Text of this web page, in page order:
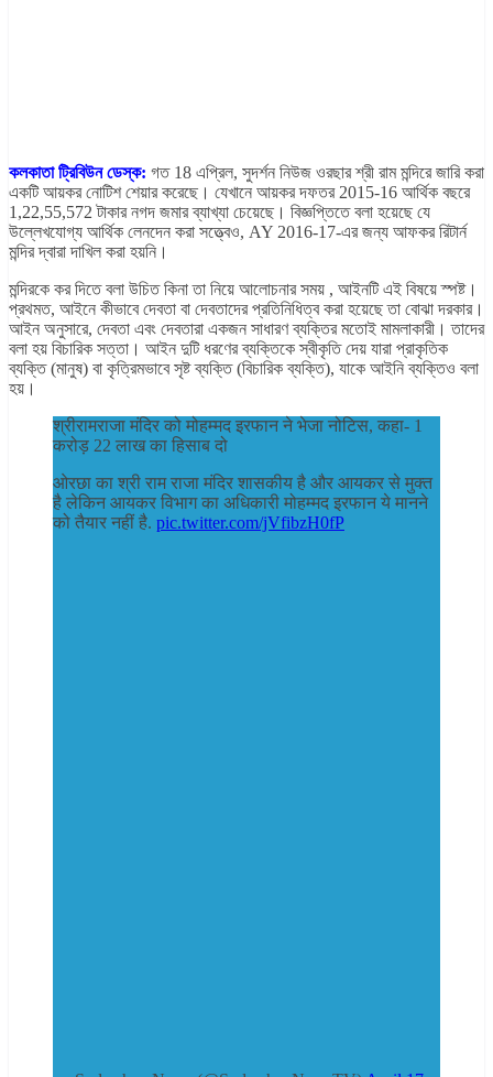
কলকাতা ট্রিবিউন ডেস্ক: গত 18 এপ্রিল, সুদর্শন নিউজ ওরছার শ্রী রাম মন্দিরে জারি করা
একটি আয়কর নোটিশ শেয়ার করেছে। যেখানে আয়কর দফতর 2015-16 আর্থিক বছরে
1,22,55,572 টাকার নগদ জমার ব্যাখ্যা চেয়েছে। বিজ্ঞপ্তিতে বলা হয়েছে যে
উল্লেখযোগ্য আর্থিক লেনদেন করা সত্ত্বেও, AY 2016-17-এর জন্য আফকর রিটার্ন
মন্দির দ্বারা দাখিল করা হয়নি।
মন্দিরকে কর দিতে বলা উচিত কিনা তা নিয়ে আলোচনার সময় , আইনটি এই বিষয়ে স্পষ্ট।
প্রথমত, আইনে কীভাবে দেবতা বা দেবতাদের প্রতিনিধিত্ব করা হয়েছে তা বোঝা দরকার।
আইন অনুসারে, দেবতা এবং দেবতারা একজন সাধারণ ব্যক্তির মতোই মামলাকারী। তাদের
বলা হয় বিচারিক সত্তা। আইন দুটি ধরণের ব্যক্তিকে স্বীকৃতি দেয় যারা প্রাকৃতিক
ব্যক্তি (মানুষ) বা কৃত্রিমভাবে সৃষ্ট ব্যক্তি (বিচারিক ব্যক্তি), যাকে আইনি ব্যক্তিও বলা
হয়।
श्रीरामराजा मंदिर को मोहम्मद इरफान ने भेजा नोटिस, कहा- 1
करोड़ 22 लाख का हिसाब दो
ओरछा का श्री राम राजा मंदिर शासकीय है और आयकर से मुक्त
है लेकिन आयकर विभाग का अधिकारी मोहम्मद इरफान ये मानने
को तैयार नहीं है. pic.twitter.com/jVfibzH0fP